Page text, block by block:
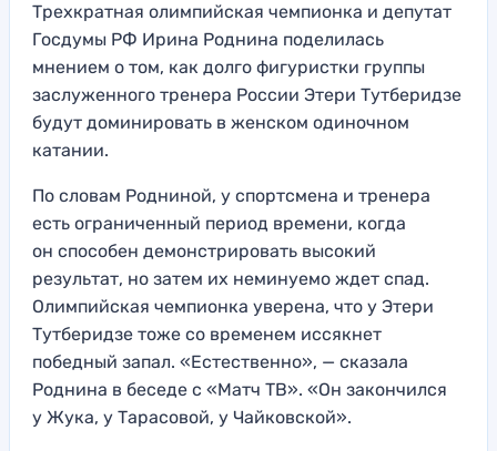
Трехкратная олимпийская чемпионка и депутат
Госдумы РФ Ирина Роднина поделилась
мнением о том, как долго фигуристки группы
заслуженного тренера России Этери Тутберидзе
будут доминировать в женском одиночном
катании.
По словам Родниной, у спортсмена и тренера
есть ограниченный период времени, когда
он способен демонстрировать высокий
результат, но затем их неминуемо ждет спад.
Олимпийская чемпионка уверена, что у Этери
Тутберидзе тоже со временем иссякнет
победный запал. «Естественно», — сказала
Роднина в беседе с «Матч ТВ». «Он закончился
у Жука, у Тарасовой, у Чайковской».